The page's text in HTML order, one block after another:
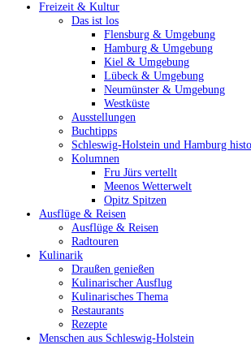
Freizeit & Kultur
Das ist los
Flensburg & Umgebung
Hamburg & Umgebung
Kiel & Umgebung
Lübeck & Umgebung
Neumünster & Umgebung
Westküste
Ausstellungen
Buchtipps
Schleswig-Holstein und Hamburg
Kolumnen
Fru Jürs vertellt
Meenos Wetterwelt
Opitz Spitzen
Ausflüge & Reisen
Ausflüge & Reisen
Radtouren
Kulinarik
Draußen genießen
Kulinarischer Ausflug
Kulinarisches Thema
Restaurants
Rezepte
Menschen aus Schleswig-Holstein